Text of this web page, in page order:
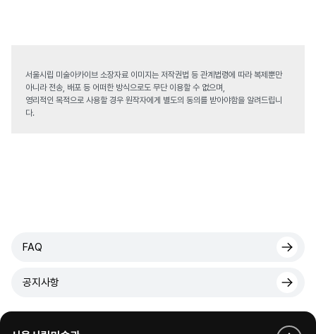
서울시립 미술아카이브 소장자료 이미지는 저작권법 등 관계법령에 따라 복제뿐만
아니라 전송, 배포 등 어떠한 방식으로도 무단 이용할 수 없으며,
영리적인 목적으로 사용할 경우 원작자에게 별도의 동의를 받아야함을 알려드립니
다.
FAQ
공지사항